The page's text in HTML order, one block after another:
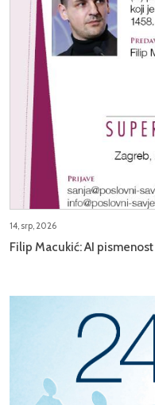
14, srp, 2026
Filip Macukić: AI